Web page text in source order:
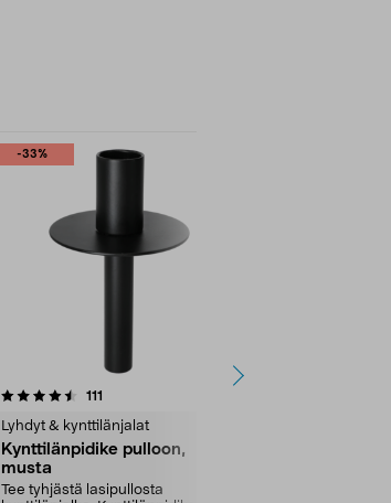
-33%
111
Lyhdyt & kynttilänjalat
Kynttilänpidike pulloon,
musta
Tee tyhjästä lasipullosta
4.5 viidestä